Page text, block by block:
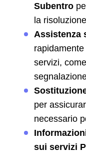
Subentro
la
Assistenza
servizi,
per
necessario
sui servizi